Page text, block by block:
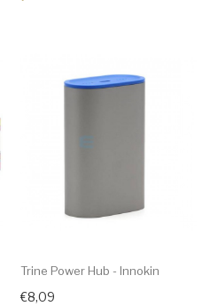
Trine Power Hub - Innokin
€8,09